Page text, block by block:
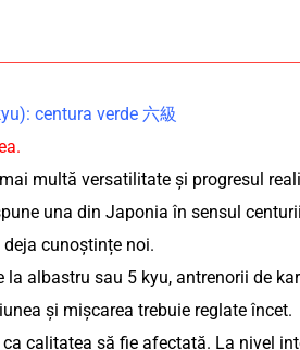
centura verde 六級
multă versatilitate și progresul
una din Japonia în sensul
cunoștințe noi.
albastru sau 5 kyu, antrenorii de
și mișcarea trebuie reglate încet.
calitatea să fie afectată. La nivel